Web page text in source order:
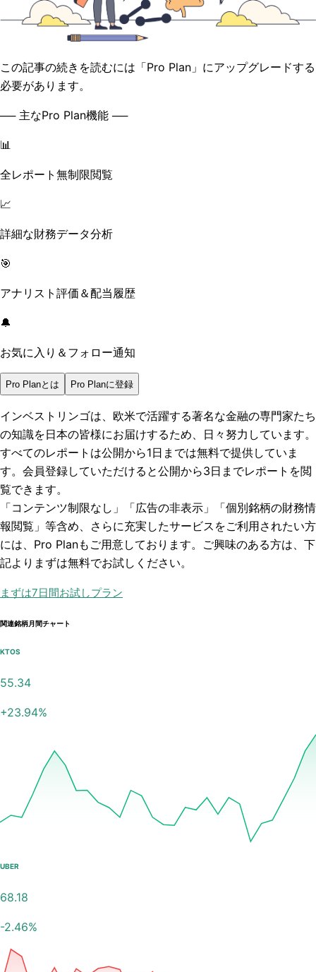
この記事の続きを読むには「Pro Plan」にアップグレードする
必要があります。
── 主なPro Plan機能 ──
📊
全レポート無制限閲覧
📈
詳細な財務データ分析
🎯
アナリスト評価＆配当履歴
🔔
お気に入り＆フォロー通知
Pro Planとは Pro Planに登録
インベストリンゴは、欧米で活躍する著名な金融の専門家たち
の知識を日本の皆様にお届けするため、日々努力しています。
すべてのレポートは公開から1日までは無料で提供していま
す。会員登録していただけると公開から3日までレポートを閲
覧できます。
「コンテンツ制限なし」「広告の非表示」「個別銘柄の財務情
報閲覧」 等含め、さらに充実したサービスをご利用されたい方
には、Pro Planもご用意しております。ご興味のある方は、下
記よりまずは無料でお試しください。
まずは7日間お試しプラン
関連銘柄月間チャート
KTOS
55.34
+23.94%
UBER
68.18
-2.46%